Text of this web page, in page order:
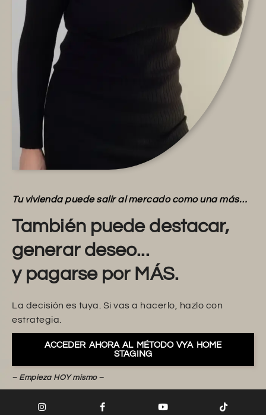
Tu vivienda puede salir al mercado como una más…
También puede destacar,
generar deseo...
y pagarse por MÁS.
La decisión es tuya. Si vas a hacerlo, hazlo con
estrategia.
ACCEDER AHORA AL MÉTODO VYA HOME
STAGING
– Empieza HOY mismo –